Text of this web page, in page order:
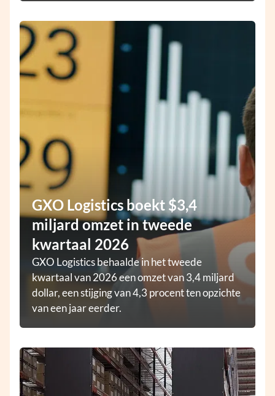
GXO Logistics boekt $3,4
miljard omzet in tweede
kwartaal 2026
GXO Logistics behaalde in het tweede
kwartaal van 2026 een omzet van 3,4 miljard
dollar, een stijging van 4,3 procent ten opzichte
van een jaar eerder.